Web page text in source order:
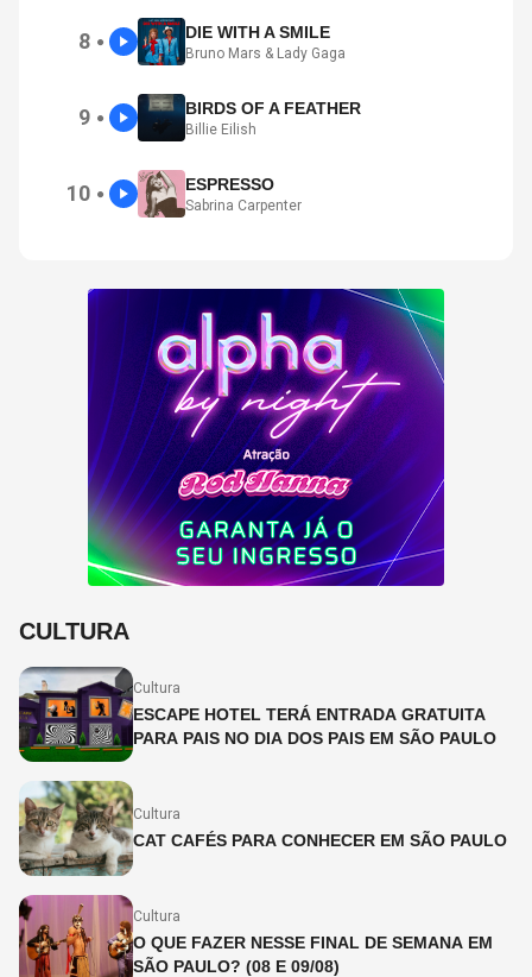
8 ● DIE WITH A SMILE
Bruno Mars & Lady Gaga
9 ● BIRDS OF A FEATHER
Billie Eilish
10 ● ESPRESSO
Sabrina Carpenter
CULTURA
Cultura
ESCAPE HOTEL TERÁ ENTRADA GRATUITA
PARA PAIS NO DIA DOS PAIS EM SÃO PAULO
Cultura
CAT CAFÉS PARA CONHECER EM SÃO PAULO
Cultura
O QUE FAZER NESSE FINAL DE SEMANA EM
SÃO PAULO? (08 E 09/08)